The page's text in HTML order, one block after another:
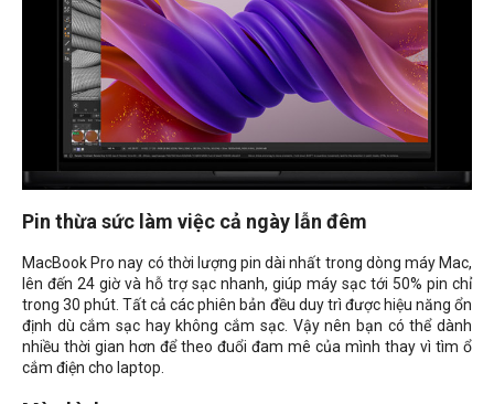
Pin thừa sức làm việc cả ngày lẫn đêm
MacBook Pro nay có thời lượng pin dài nhất trong dòng máy Mac,
lên đến 24 giờ và hỗ trợ sạc nhanh, giúp máy sạc tới 50% pin chỉ
trong 30 phút. Tất cả các phiên bản đều duy trì được hiệu năng ổn
định dù cắm sạc hay không cắm sạc. Vậy nên bạn có thể dành
nhiều thời gian hơn để theo đuổi đam mê của mình thay vì tìm ổ
cắm điện cho laptop.